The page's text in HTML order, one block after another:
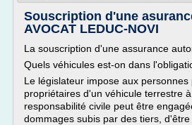
Souscription d'une
AVOCAT LEDUC-NOVI
La souscription d'une assurance
Quels véhicules est-on dans
Le législateur impose aux personnes
propriétaires d'un véhicule terrestre
responsabilité civile peut être
dommages subis par des tiers,